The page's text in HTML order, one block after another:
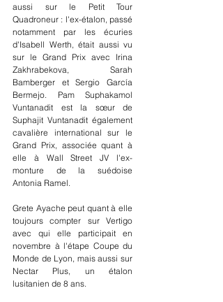
aussi sur le Petit Tour
Quadroneur : l'ex-étalon, passé
notamment par les écuries
d'Isabell Werth, était aussi vu
sur le Grand Prix avec Irina
Zakhrabekova, Sarah
Bamberger et Sergio García
Bermejo. Pam Suphakamol
Vuntanadit est la sœur de
Suphajit Vuntanadit également
cavalière international sur le
Grand Prix, associée quant à
elle à Wall Street JV l'ex-
monture de la suédoise
Antonia Ramel.
Grete Ayache peut quant à elle
toujours compter sur Vertigo
avec qui elle participait en
novembre à l'étape Coupe du
Monde de Lyon, mais aussi sur
Nectar Plus, un étalon
lusitanien de 8 ans.